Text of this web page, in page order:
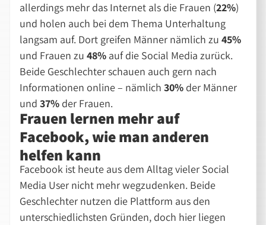
allerdings mehr das Internet als die Frauen (22%)
und holen auch bei dem Thema Unterhaltung
langsam auf. Dort greifen Männer nämlich zu45%
und Frauen zu48% auf die Social Media zurück.
Beide Geschlechter schauen auch gern nach
Informationen online – nämlich30% der Männer
und37% der Frauen.
Frauen lernen mehr auf
Facebook, wie man anderen
helfen kann
Facebook ist heute aus dem Alltag vieler Social
Media User nicht mehr wegzudenken. Beide
Geschlechter nutzen die Plattform aus den
unterschiedlichsten Gründen, doch hier liegen